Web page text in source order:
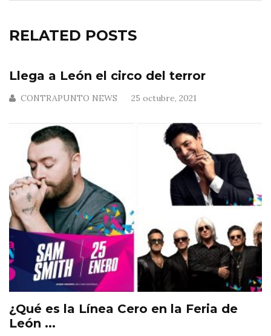
RELATED POSTS
Llega a León el circo del terror
CONTRAPUNTO NEWS 25 octubre, 2021
¿Qué es la Línea Cero en la Feria de
León ...